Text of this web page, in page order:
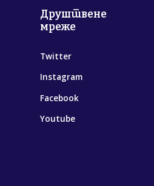
Друштвене
мреже
Twitter
Instagram
Facebook
Youtube